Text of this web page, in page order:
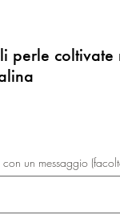
perle coltivate
un messaggio